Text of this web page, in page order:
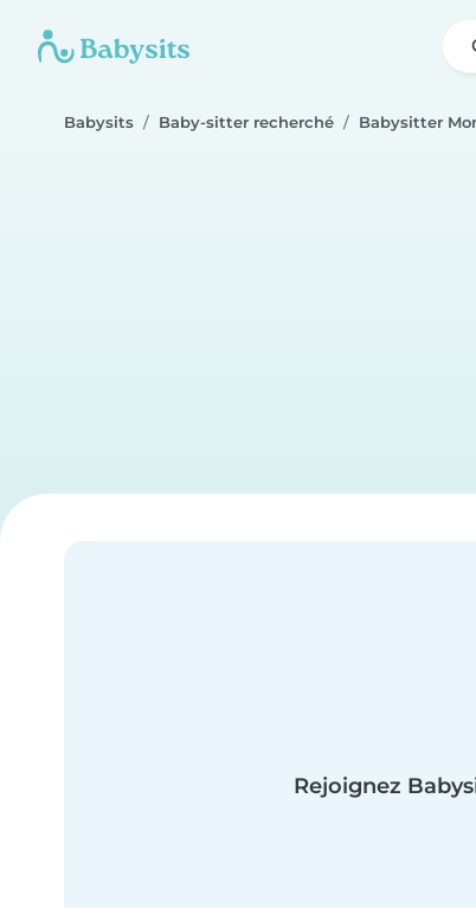
Babysits Baby-sitter recherché Babysitter
Rejoignez